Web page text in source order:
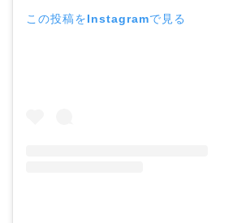
この投稿をInstagramで見る